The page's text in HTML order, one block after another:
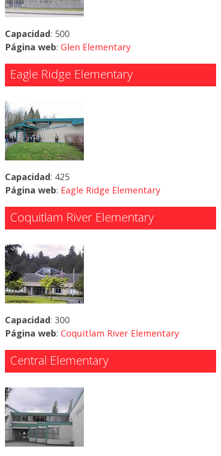
Capacidad: 500
Página web: Glen Elementary
Eagle Ridge Elementary
Capacidad: 425
Página web: Eagle Ridge Elementary
Coquitlam River Elementary
Capacidad: 300
Página web: Coquitlam River Elementary
Central Elementary